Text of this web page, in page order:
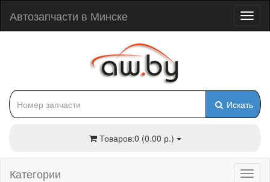
Автозапчасти в Минске
Искать
Товаров:0 (0.00 р.)
Категории